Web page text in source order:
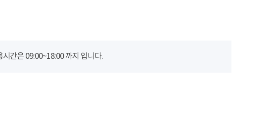
간은 09:00~18:00 까지 입니다.